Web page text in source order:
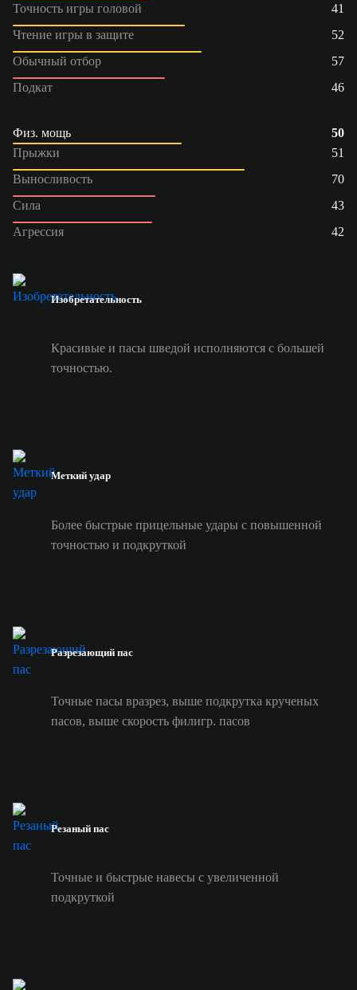
Точность игры головой
41
Чтение игры в защите
52
Обычный отбор
57
Подкат
46
Физ. мощь
50
Прыжки
51
Выносливость
70
Сила
43
Агрессия
42
Изобретательность
Красивые и пасы шведой исполняются с большей
точностью.
Меткий удар
Более быстрые прицельные удары с повышенной
точностью и подкруткой
Разрезающий пас
Точные пасы вразрез, выше подкрутка крученых
пасов, выше скорость филигр. пасов
Резаный пас
Точные и быстрые навесы с увеличенной
подкруткой